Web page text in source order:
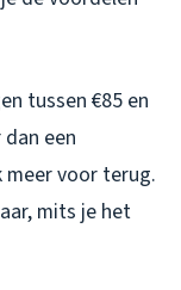
tussen €85 en
een
meer voor terug.
mits je het